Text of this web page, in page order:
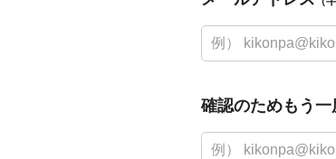
確認のためもう